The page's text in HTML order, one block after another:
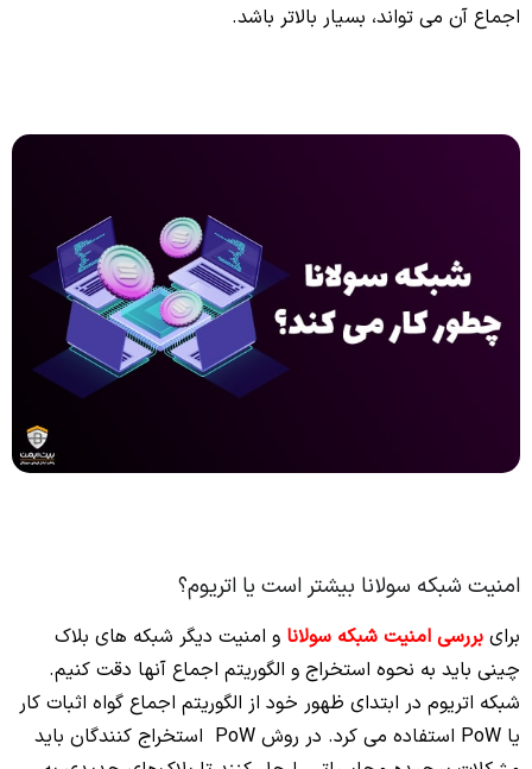
اجماع آن می تواند، بسیار بالاتر باشد.
امنیت شبکه سولانا بیشتر است یا اتریوم؟
برای بررسی امنیت شبکه سولانا و امنیت دیگر شبکه های بلاک
چینی باید به نحوه استخراج و الگوریتم اجماع آنها دقت کنیم.
شبکه اتریوم در ابتدای ظهور خود از الگوریتم اجماع گواه اثبات کار
یا PoW استفاده می کرد. در روش PoW
استخراج کنندگان باید